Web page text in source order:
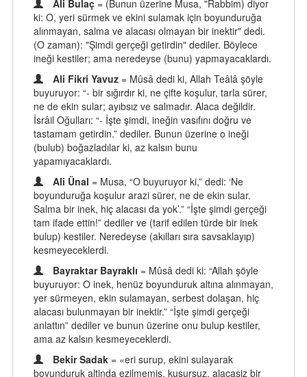
Ali Bulaç = (Bunun üzerine Musa, "Rabbim) diyor
ki: O, yeri sürmek ve ekini sulamak için boyunduruğa
alınmayan, salma ve alacası olmayan bir inektir" dedi.
(O zaman): "Şimdi gerçeği getirdin" dediler. Böylece
ineği kestiler; ama neredeyse (bunu) yapmayacaklardı.
Ali Fikri Yavuz = Mûsâ dedi ki, Allah Teâlâ şöyle
buyuruyor: “- bir sığırdır ki, ne çifte koşulur, tarla sürer,
ne de ekin sular; ayıbsız ve salmadır. Alaca değildir.
İsrâil Oğulları: “- İşte şimdi, ineğin vasıfını doğru ve
tastamam getirdin.” dediler. Bunun üzerine o ineği
(bulub) boğazladılar ki, az kalsın bunu
yapamıyacaklardı.
Ali Ünal = Musa, “O buyuruyor ki,” dedi: ‘Ne
boyunduruğa koşulur arazi sürer, ne de ekin sular.
Salma bir inek, hiç alacası da yok’.” “İşte şimdi gerçeği
tam ifade ettin!” dediler ve (tarif edilen türde bir inek
bulup) kestiler. Neredeyse (akılları sıra savsaklayıp)
kesmeyeceklerdi.
Bayraktar Bayraklı = Mûsâ dedi ki: “Allah şöyle
buyuruyor: O inek, henüz boyunduruk altına alınmayan,
yer sürmeyen, ekin sulamayan, serbest dolaşan, hiç
alacası bulunmayan bir inektir.” “İşte şimdi gerçeği
anlattın” dediler ve bunun üzerine onu bulup kestiler,
ama az kalsın kesmeyeceklerdi.
Bekir Sadak = «eri surup, ekini sulayarak
boyunduruk altinda ezilmemis, kusursuz, alacasiz bir